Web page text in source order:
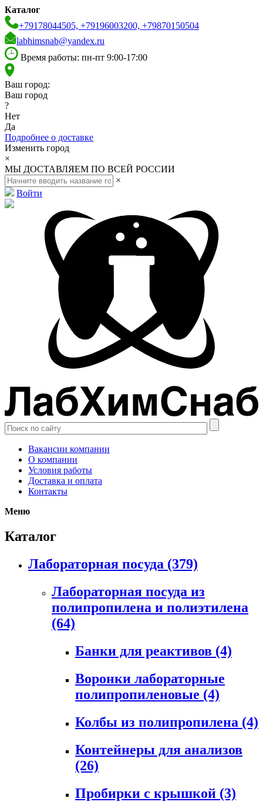
Каталог
+79178044505, +79196003200, +79870150504
labhimsnab@yandex.ru
Время работы: пн-пт 9:00-17:00
Ваш город:
Ваш город
?
Нет
Да
Подробнее о доставке
Изменить город
×
МЫ ДОСТАВЛЯЕМ ПО ВСЕЙ РОССИИ
×
Войти
Вакансии компании
О компании
Условия работы
Доставка и оплата
Контакты
Меню
Каталог
Лабораторная посуда (379)
Лабораторная посуда из
полипропилена и полиэтилена
(64)
Банки для реактивов (4)
Воронки лабораторные
полипропиленовые (4)
Колбы из полипропилена (4)
Контейнеры для анализов
(26)
Пробирки с крышкой (3)